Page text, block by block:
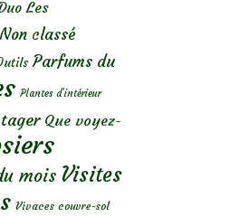
Les
Non classé
Parfums du
Plantes d’intérieur
Que voyez-
mois Visites
Vivaces couvre-sol